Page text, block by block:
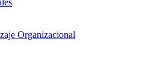
Organizacional